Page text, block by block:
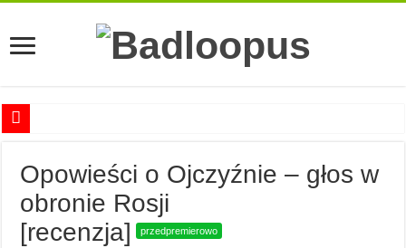
Najciekawsze książki o kobietach nauki
Najlepsze mangi dla dorosłych
Najciekawsze zapowiedzi komiksowe na 2023 rok
Opowieści o Ojczyźnie – głos w
obronie Rosji
[recenzja]
przedpremierowo